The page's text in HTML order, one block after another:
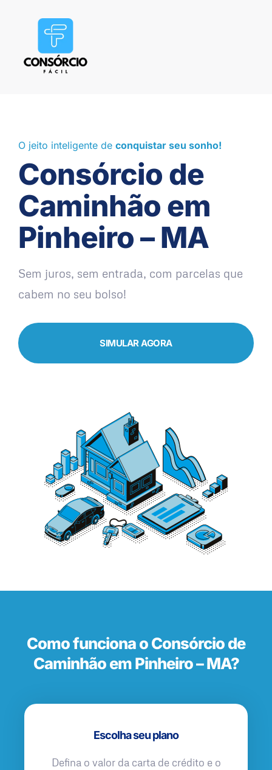
O jeito inteligente de conquistar seu sonho!
Consórcio de
Caminhão em
Pinheiro – MA
Sem juros, sem entrada, com parcelas que
cabem no seu bolso!
SIMULAR AGORA
Como funciona o Consórcio de
Caminhão em Pinheiro – MA?
Escolha seu plano
Defina o valor da carta de crédito e o